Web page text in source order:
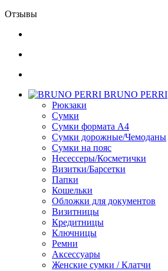
Отзывы
BRUNO PERRI
Рюкзаки
Сумки
Сумки формата А4
Сумки дорожные/Чемоданы
Сумки на пояс
Несессеры/Косметички
Визитки/Барсетки
Папки
Кошельки
Обложки для документов
Визитницы
Кредитницы
Ключницы
Ремни
Аксессуары
Женские сумки / Клатчи